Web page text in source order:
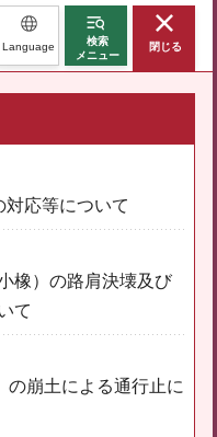
Language
検索
メニュー
閉じる
応等について
橡）の路肩決壊及び
て
の崩土による通行止に